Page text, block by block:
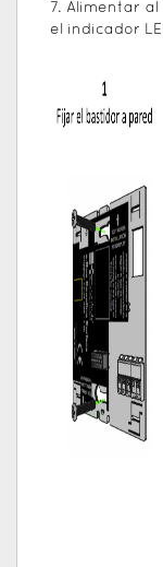
7. Alimentar
el indicador